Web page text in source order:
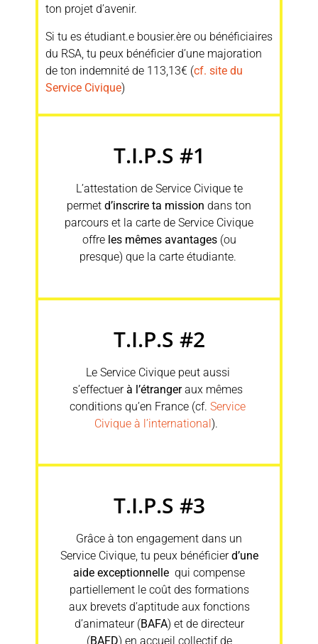
ton projet d’avenir.
Si tu es étudiant.e bousier.ère ou bénéficiaires
du RSA, tu peux bénéficier d’une majoration
de ton indemnité de 113,13€ (cf. site du
Service Civique)
T.I.P.S #1
L’attestation de Service Civique te
permet d’inscrire ta mission dans ton
parcours et l a carte de Service Civique
offre les mêmes avantages(ou
presque) que la carte étudiante.
T.I.P.S #2
Le Service Civique peut aussi
s’effectuerà l’étrangeraux mêmes
conditions qu’en France (cf.Service
Civique à l’international).
T.I.P.S #3
Grâce à ton engagement dans un
Service Civique, tu peux bénéficierd’une
aide exceptionnelle qui compense
partiellement le coût des formations
aux brevets d’aptitude aux fonctions
d’animateur (BAFA) et de directeur
(BAFD) en accueil collectif de